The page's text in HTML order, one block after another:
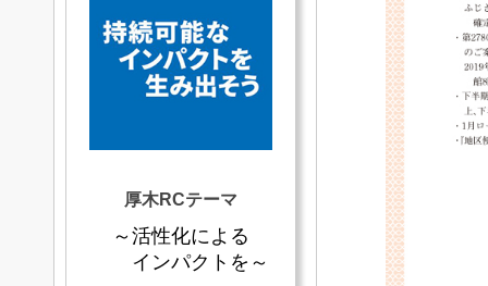
厚木RCテーマ
～活性化による
インパクトを～